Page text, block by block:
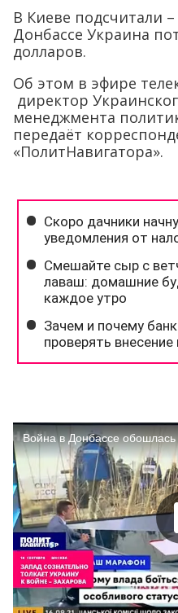
В Киеве подсчитали
Донбассе Украина
долларов.
Об этом в эфире
директор
менеджмента
передаёт
«ПолитНавигатора».